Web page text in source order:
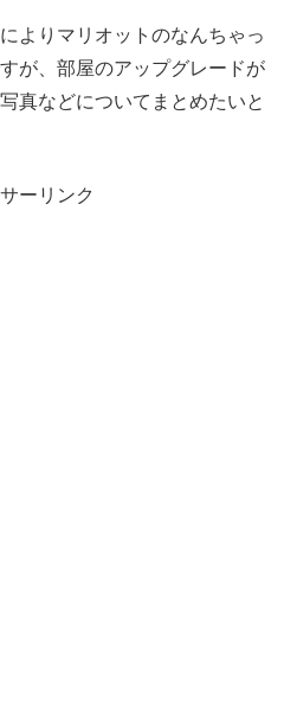
よりマリオットのなんちゃっ
が、部屋のアップグレードが
真などについてまとめたいと
ーリンク